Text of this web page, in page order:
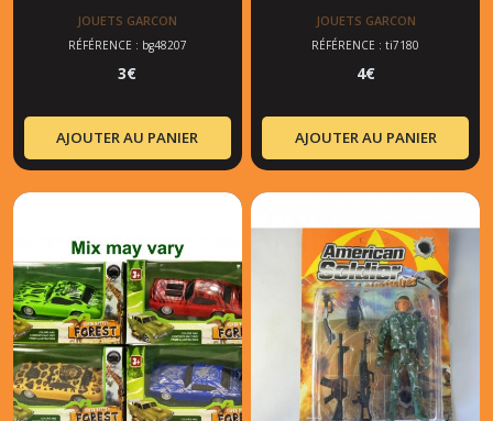
JOUETS GARCON
RÉFÉRENCE : bg48207
3€
AJOUTER AU PANIER
JOUETS GARCON
RÉFÉRENCE : ti7180
4€
AJOUTER AU PANIER